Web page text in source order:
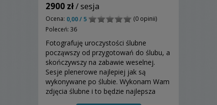
2900 zł/ sesja
Ocena: 0,00 / 5
(0 opinii)
Poleceń: 36
Fotografuję uroczystości ślubne
począwszy od przygotowań do ślubu, a
skończywszy na zabawie weselnej.
Sesje plenerowe najlepiej jak są
wykonywane po ślubie. Wykonam Wam
zdjęcia ślubne i to będzie najlepsza